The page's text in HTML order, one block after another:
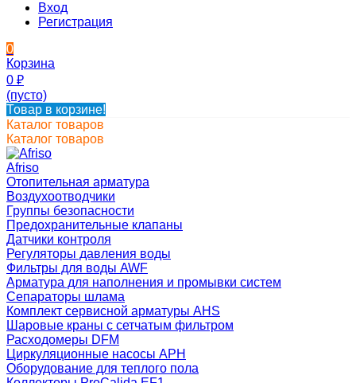
Вход
Регистрация
0
Корзина
0 ₽
(пусто)
Товар в корзине!
Каталог товаров
Каталог товаров
Afriso
Отопительная арматура
Воздухоотводчики
Группы безопасности
Предохранительные клапаны
Датчики контроля
Регуляторы давления воды
Фильтры для воды AWF
Арматура для наполнения и промывки систем
Сепараторы шлама
Комплект сервисной арматуры AHS
Шаровые краны с сетчатым фильтром
Расходомеры DFM
Циркуляционные насосы APH
Оборудование для теплого пола